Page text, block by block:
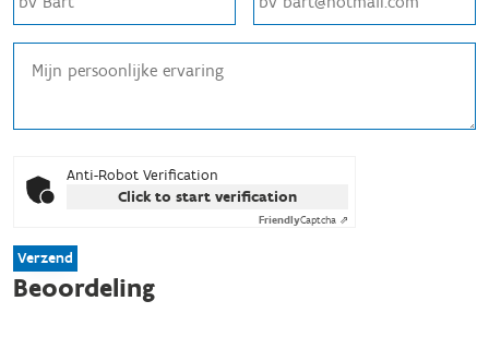
Anti-Robot Verification
Click to start verification
FriendlyCaptcha ⇗
Verzend
Beoordeling